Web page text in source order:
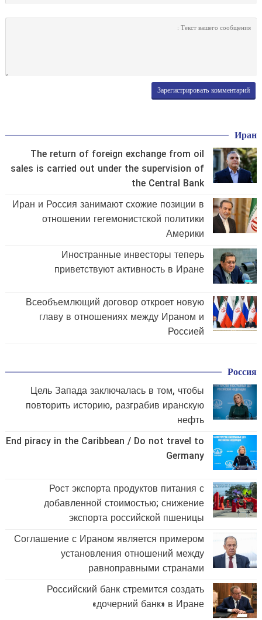
Иран
The return of foreign exchange from oil
sales is carried out under the supervision of
the Central Bank
Иран и Россия занимают схожие позиции в
отношении гегемонистской политики
Америки
Иностранные инвесторы теперь
приветствуют активность в Иране
Всеобъемлющий договор откроет новую
главу в отношениях между Ираном и
Россией
Россия
Цель Запада заключалась в том, чтобы
повторить историю, разграбив иранскую
нефть
End piracy in the Caribbean / Do not travel to
Germany
Рост экспорта продуктов питания с
добавленной стоимостью; снижение
экспорта российской пшеницы
Соглашение с Ираном является примером
установления отношений между
равноправными странами
Российский банк стремится создать
«дочерний банк» в Иране